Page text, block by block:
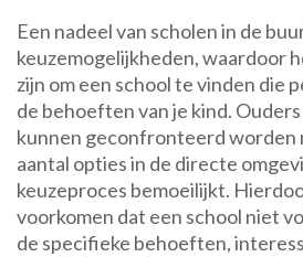
Een nadeel van scholen in de
keuzemogelijkheden, waardoor
zijn om een school te vinden die
de behoeften van je kind.
kunnen geconfronteerd worden
aantal opties in de directe
keuzeproces bemoeilijkt.
voorkomen dat een school niet
de specifieke behoeften,